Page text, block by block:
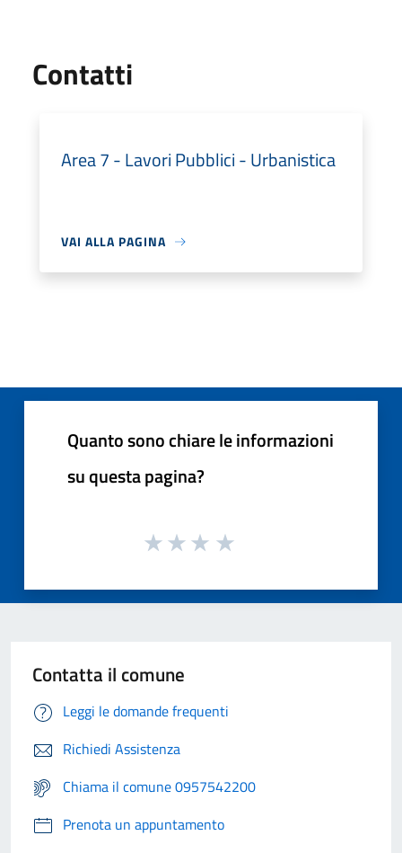
Contatti
Area 7 - Lavori Pubblici - Urbanistica
VAI ALLA PAGINA
Quanto sono chiare le informazioni
su questa pagina?
Contatta il comune
Leggi le domande frequenti
Richiedi Assistenza
Chiama il comune 0957542200
Prenota un appuntamento